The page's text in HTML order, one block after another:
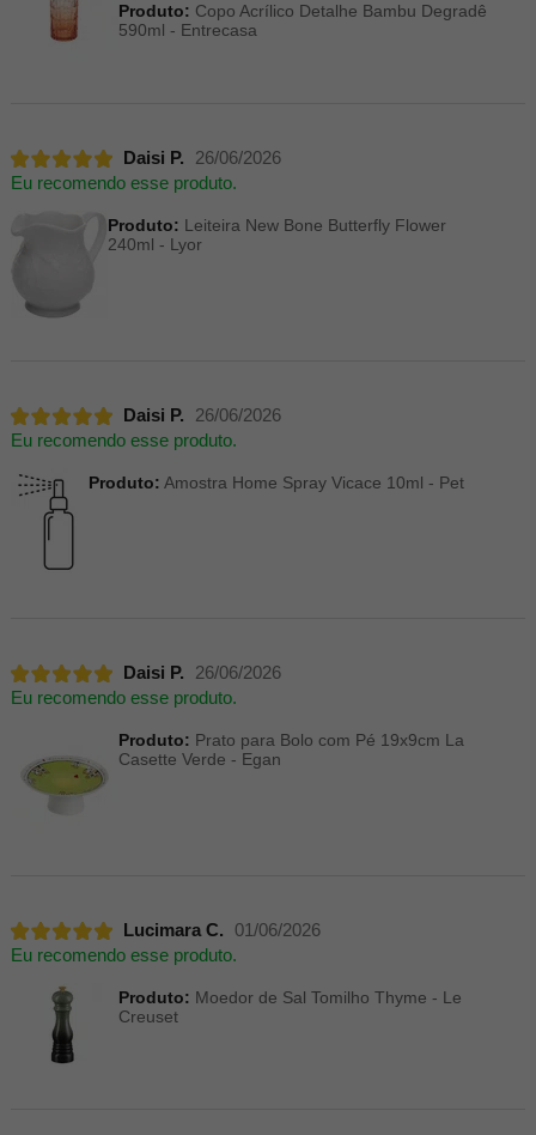
Produto: Copo Acrílico Detalhe Bambu Degradê
590ml - Entrecasa
Daisi P.
26/06/2026
Eu recomendo esse produto.
Produto: Leiteira New Bone Butterfly Flower
240ml - Lyor
Daisi P.
26/06/2026
Eu recomendo esse produto.
Produto: Amostra Home Spray Vicace 10ml - Pet
Daisi P.
26/06/2026
Eu recomendo esse produto.
Produto: Prato para Bolo com Pé 19x9cm La
Casette Verde - Egan
Lucimara C.
01/06/2026
Eu recomendo esse produto.
Produto: Moedor de Sal Tomilho Thyme - Le
Creuset